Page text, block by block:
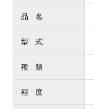
品 名
型 式
種 類
程 度